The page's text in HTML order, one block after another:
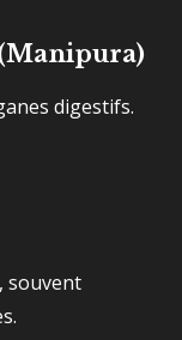
digestifs.
souvent